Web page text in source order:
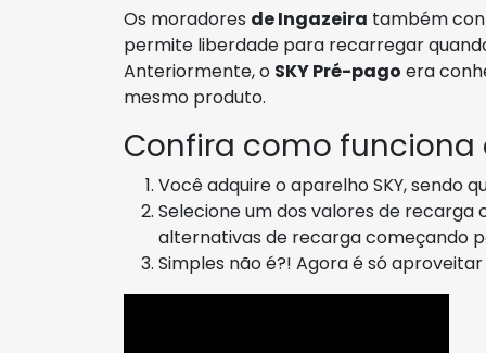
Os moradores de Ingazeira também
permite liberdade para recarregar
Anteriormente, o SKY Pré-pago era
mesmo produto.
Confira como funciona
Você adquire o aparelho SKY, sendo
Selecione um dos valores de recarga
alternativas de recarga começando
Simples não é?! Agora é só